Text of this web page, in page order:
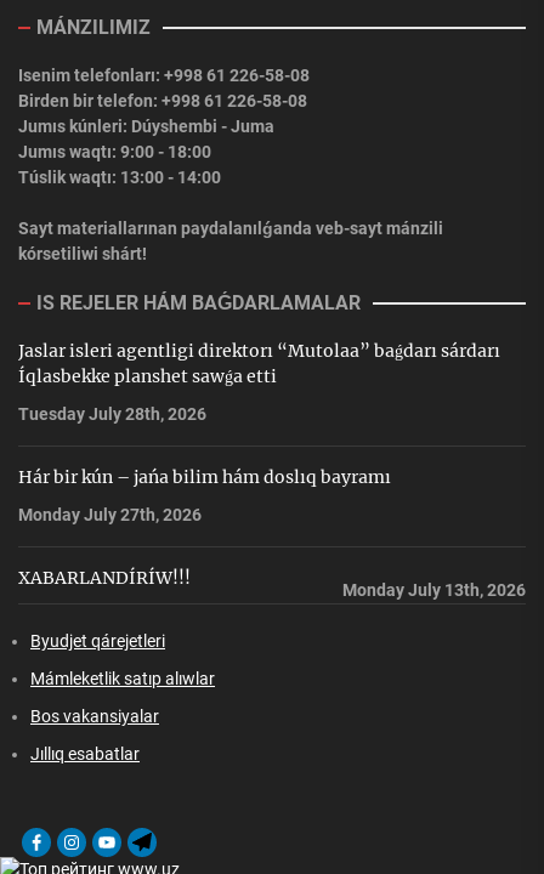
MÁNZILIMIZ
Isenim telefonları: +998 61 226-58-08
Birden bir telefon: +998 61 226-58-08
Jumıs kúnleri: Dúyshembi - Juma
Jumıs waqtı: 9:00 - 18:00
Túslik waqtı: 13:00 - 14:00
Sayt materiallarınan paydalanılǵanda veb-sayt mánzili
kórsetiliwi shárt!
IS REJELER HÁM BAǴDARLAMALAR
Jaslar isleri agentligi direktorı “Mutolaa” baǵdarı sárdarı
Íqlasbekke planshet sawǵa etti
Tuesday July 28th, 2026
Hár bir kún – jańa bilim hám doslıq bayramı
Monday July 27th, 2026
XABARLANDÍRÍW!!!
Monday July 13th, 2026
Byudjet qárejetleri
Mámleketlik satıp alıwlar
Bos vakansiyalar
Jıllıq esabatlar
FacebookInstagram
YoutubeTelegram